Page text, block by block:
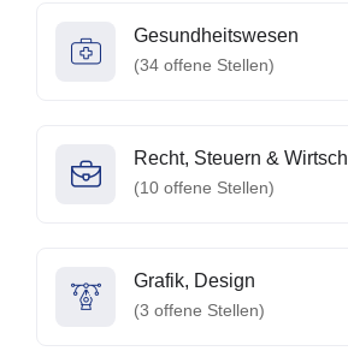
Gesundheitswesen
(34 offene Stellen)
Recht, Steuern &
(10 offene Stellen)
Grafik, Design
(3 offene Stellen)